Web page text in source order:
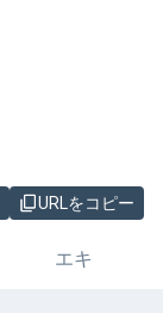
URLをコピー
エキ